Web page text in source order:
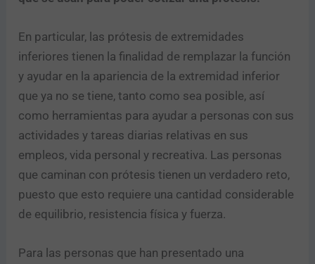
En particular, las prótesis de extremidades
inferiores tienen la finalidad de remplazar la función
y ayudar en la apariencia de la extremidad inferior
que ya no se tiene, tanto como sea posible, así
como herramientas para ayudar a personas con sus
actividades y tareas diarias relativas en sus
empleos, vida personal y recreativa. Las personas
que caminan con prótesis tienen un verdadero reto,
puesto que esto requiere una cantidad considerable
de equilibrio, resistencia física y fuerza.
Para las personas que han presentado una